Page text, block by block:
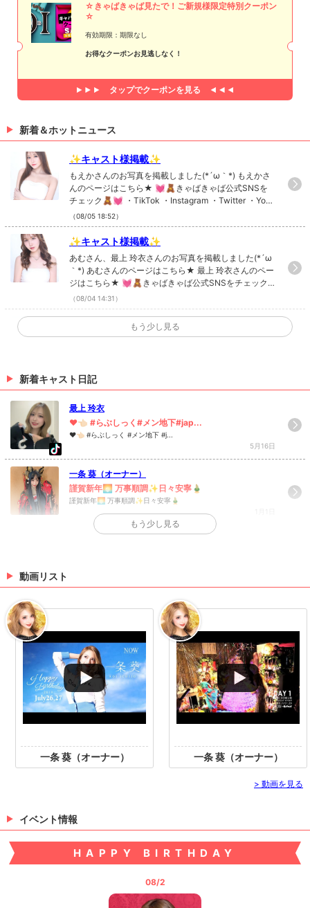
☆きゃばきゃば見たで！ご新規様限定特別クーポン
☆
有効期限：期限なし
お得なクーポンお見逃しなく！
タップでクーポンを見る
新着＆ホットニュース
✨キャスト様掲載✨
もえかさんのお写真を掲載しました(*´ω｀*) もえかさ
んのページはこちら★ 💓🧸きゃばきゃば公式SNSを
チェック🧸💓 ・TikTok ・Instagram ・Twitter ・YouT
ube
（08/05 18:52）
✨キャスト様掲載✨
あむさん、最上 玲衣さんのお写真を掲載しました(*´ω
｀*) あむさんのページはこちら★ 最上 玲衣さんのペー
ジはこちら★ 💓🧸きゃばきゃば公式SNSをチェック
🧸💓 ・TikTok ・Instagram ・Twitter ・YouTube
（08/04 14:31）
✨キャスト様掲載✨
みあさんのお写真を掲載しました(*´ω｀*) みあさんの
（07/27 18:33）
✨キャスト様掲載✨
るかさんのお写真を掲載しました(*´ω｀*) るかさんの
ページはこちら★ 💓🧸きゃばきゃば公式SNSをチェ
ック🧸💓 ・TikTok ・Instagram ・Twitter ・YouTube
> ホットニュース一覧を見る
もう少し見る
新着キャスト日記
最上 玲衣
❤︎👈🏻 #らぶしっく#メン地下#jap...
❤︎👈🏻 #らぶしっく #メン地下 #j...
5月16日
一条 葵（オーナー）
謹賀新年🌅 万事順調✨日々安寧🎍
謹賀新年🌅 万事順調✨日々安寧🎍
もう少し見る
動画リスト
一条 葵（オーナー） 一条 葵（オーナー）
> 動画を見る
イベント情報
HAPPY BIRTHDAY
08/2